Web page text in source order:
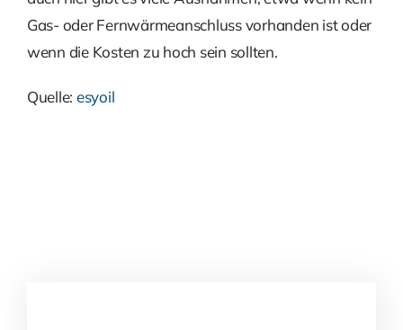
Gas- oder Fernwärmeanschluss vorhanden ist oder
wenn die Kosten zu hoch sein sollten.
Quelle: esyoil